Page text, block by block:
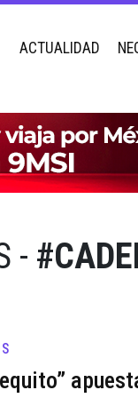
ACTUALIDAD
-